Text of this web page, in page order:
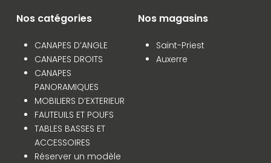
Nos catégories
CANAPES D’ANGLE
CANAPES DROITS
CANAPES
PANORAMIQUES
MOBILIERS D’EXTERIEUR
FAUTEUILS ET POUFS
TABLES BASSES ET
ACCESSOIRES
Réserver un modèle
Nos magasins
Saint-Priest
Auxerre